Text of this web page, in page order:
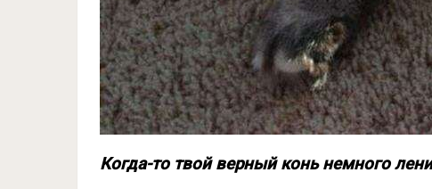
Когда-то твой верный конь немного